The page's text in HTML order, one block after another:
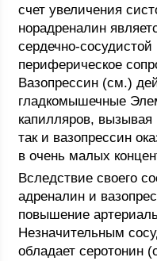
счет увеличения
норадреналин
сердечно-
периферическое
Вазопрессин (см.)
гладкомышечные
капилляров,
так и вазопрессин
в очень малых
Вследствие своего
адреналин и
повышение
Незначительным
обладает